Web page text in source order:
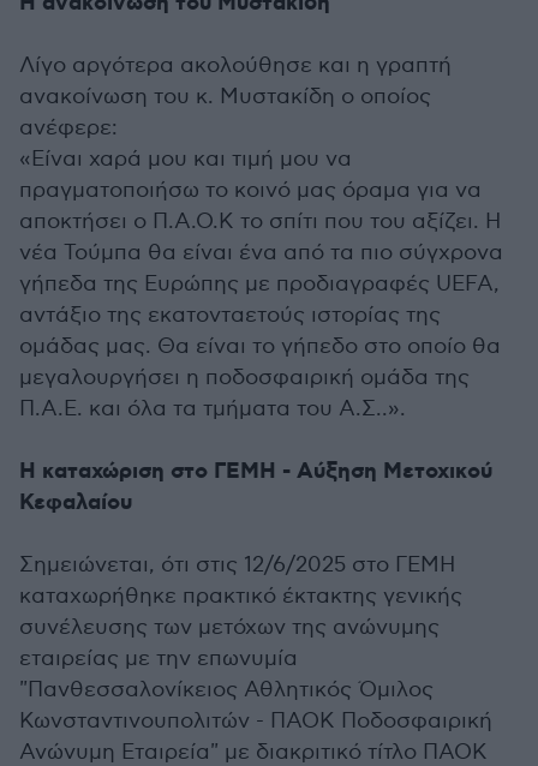
Λίγο αργότερα ακολούθησε και η γραπτή
ανακοίνωση του κ. Μυστακίδη ο οποίος
ανέφερε:
«Είναι χαρά μου και τιμή μου να
πραγματοποιήσω το κοινό μας όραμα για να
αποκτήσει ο Π.Α.Ο.Κ το σπίτι που του αξίζει. Η
νέα Τούμπα θα είναι ένα από τα πιο σύγχρονα
γήπεδα της Ευρώπης με προδιαγραφές UEFA,
αντάξιο της εκατονταετούς ιστορίας της
ομάδας μας. Θα είναι το γήπεδο στο οποίο θα
μεγαλουργήσει η ποδοσφαιρική ομάδα της
Π.Α.Ε. και όλα τα τμήματα του Α.Σ..».
Η καταχώριση στο ΓΕΜΗ - Αύξηση Μετοχικού
Κεφαλαίου
Σημειώνεται, ότι στις 12/6/2025 στο ΓΕΜΗ
καταχωρήθηκε πρακτικό έκτακτης γενικής
συνέλευσης των μετόχων της ανώνυμης
εταιρείας με την επωνυμία
"Πανθεσσαλονίκειος Αθλητικός Όμιλος
Κωνσταντινουπολιτών - ΠΑΟΚ Ποδοσφαιρική
Ανώνυμη Εταιρεία" με διακριτικό τίτλο ΠΑΟΚ